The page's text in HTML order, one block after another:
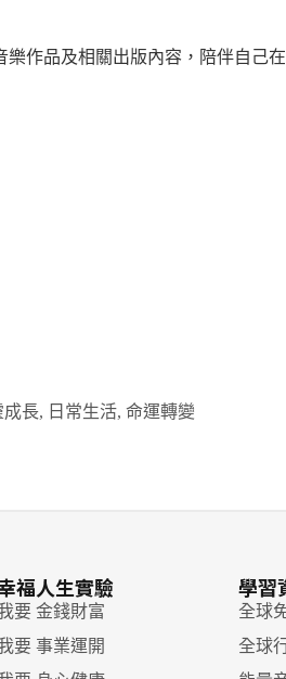
作品及相關出版內容，陪伴自己
成長, 日常生活, 命運轉變
福人生實驗
要 金錢財富
要 事業運開
學習
全球
全球